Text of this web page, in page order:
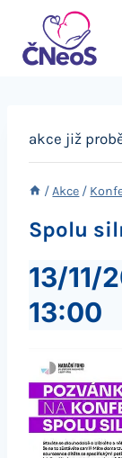
Přeskočit
obsah
akce již
/ Akce /
Spolu
13/11/
13:00